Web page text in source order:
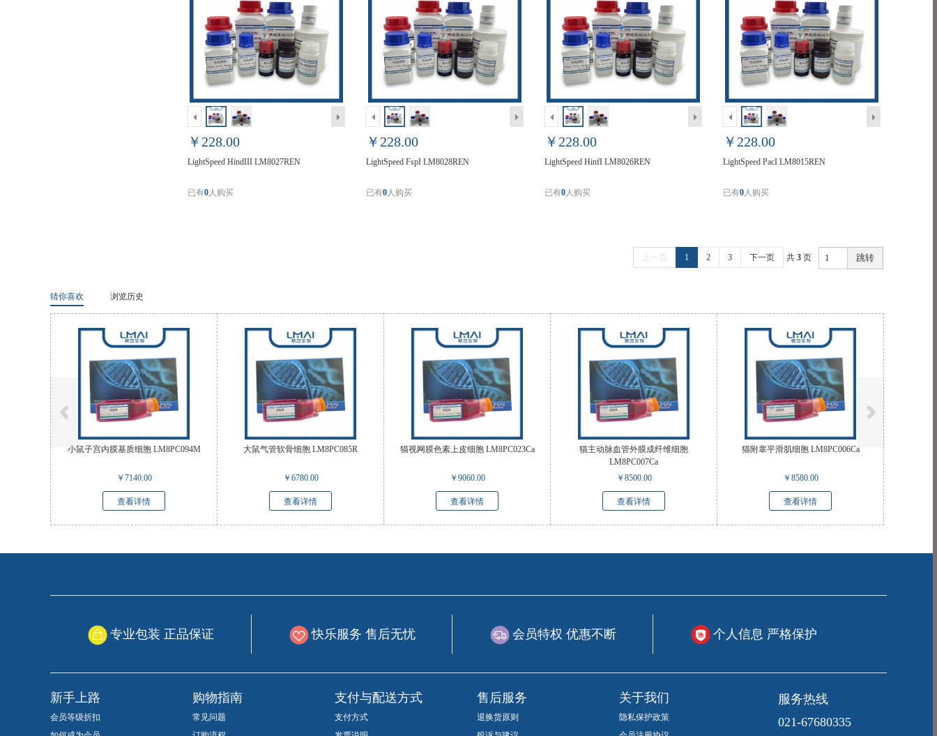
￥228.00
LightSpeed HindIII LM8027REN
已有0人购买
￥228.00
LightSpeed FspI LM8028REN
已有0人购买
￥228.00
LightSpeed HinfI LM8026REN
已有0人购买
￥228.00
LightSpeed PacI LM8015REN
已有0人购买
上一页 1 2 3 下一页 共 3 页 跳转
猜你喜欢 浏览历史
小鼠子宫内膜基质细胞 LM8PC094M
￥ 7140.00
查看详情
大鼠气管软骨细胞 LM8PC085R
￥ 6780.00
查看详情
猫视网膜色素上皮细胞 LM8PC023Ca
￥ 9060.00
查看详情
猫主动脉血管外膜成纤维细胞
LM8PC007Ca
￥ 8500.00
查看详情
猫附睾平滑肌细胞 LM8PC006Ca
￥ 8580.00
查看详情
专业包装 正品保证 快乐服务 售后无忧 会员特权 优惠不断 个人信息 严格保护
新手上路
会员等级折扣
购物指南
常见问题
支付与配送方式
支付方式
售后服务
退换货原则
关于我们
隐私保护政策
服务热线
021-67680335